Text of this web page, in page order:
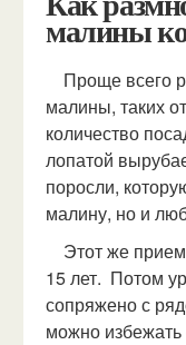
малины
Проще всего
малины, таких
количество
лопатой
поросли,
малину, но и
Этот же прием
15 лет. Потом
сопряжено с
можно